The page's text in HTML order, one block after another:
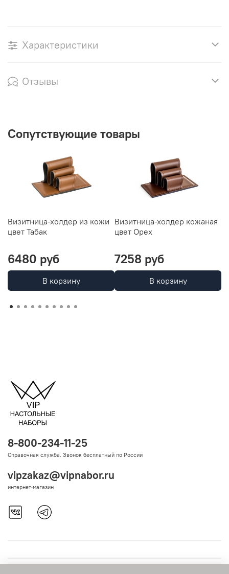
Характеристики
Отзывы
Сопутствующие товары
Визитница-холдер из кожи
цвет Табак
6480 руб
В корзину
Визитница-холдер кожаная
цвет Орех
7258 руб
В корзину
8-800-234-11-25
Справочная служба. Звонок бесплатный по России
vipzakaz@vipnabor.ru
интернет-магазин